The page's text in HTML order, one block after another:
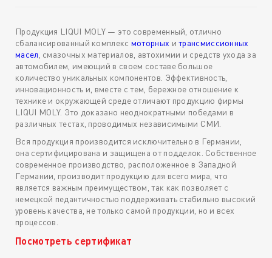
Продукция LIQUI MOLY — это современный, отлично
сбалансированный комплекс моторных итрансмиссионных
масел , смазочных материалов, автохимии и средств ухода за
автомобилем, имеющий в своем составе большое
количество уникальных компонентов. Эффективность,
инновационность и, вместе с тем, бережное отношение к
технике и окружающей среде отличают продукцию фирмы
LIQUI MOLY. Это доказано неоднократными победами в
различных тестах, проводимых независимыми СМИ.
Вся продукция производится исключительно в Германии,
она сертифицирована и защищена от подделок. Собственное
современное производство, расположенное в Западной
Германии, производит продукцию для всего мира, что
является важным преимуществом, так как позволяет с
немецкой педантичностью поддерживать стабильно высокий
уровень качества, не только самой продукции, но и всех
процессов.
Посмотреть сертификат